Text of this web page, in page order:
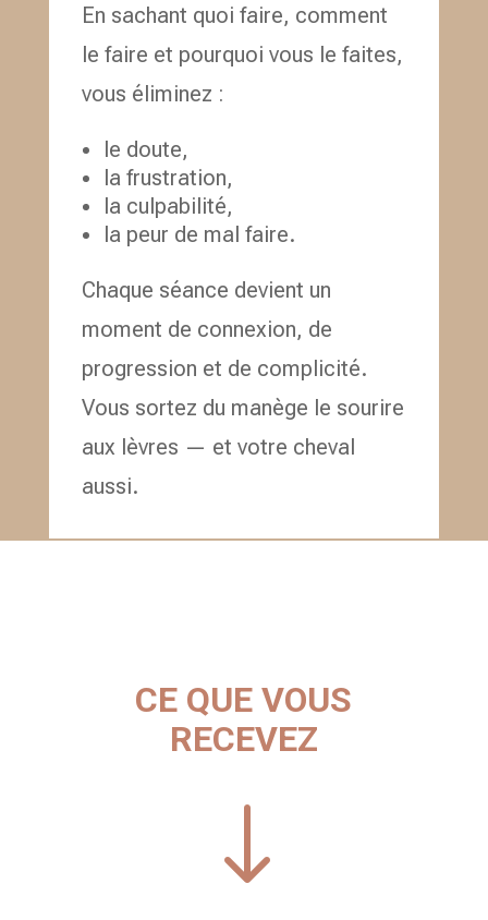
En sachant quoi faire, comment
le faire et pourquoi vous le faites,
vous éliminez :
le doute,
la frustration,
la culpabilité,
la peur de mal faire.
Chaque séance devient un
moment de connexion, de
progression et de complicité.
Vous sortez du manège le sourire
aux lèvres — et votre cheval
aussi.
CE QUE VOUS
RECEVEZ
"